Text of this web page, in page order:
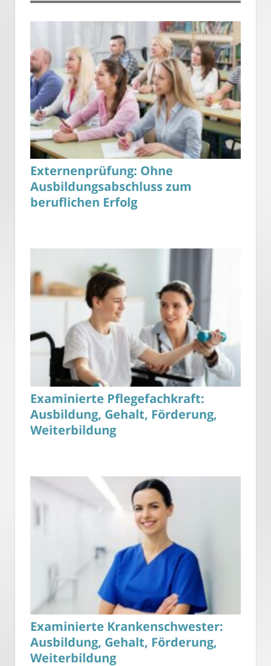
Externenprüfung: Ohne
Ausbildungsabschluss zum
beruflichen Erfolg
Examinierte Pflegefachkraft:
Ausbildung, Gehalt, Förderung,
Weiterbildung
Examinierte Krankenschwester:
Ausbildung, Gehalt, Förderung,
Weiterbildung